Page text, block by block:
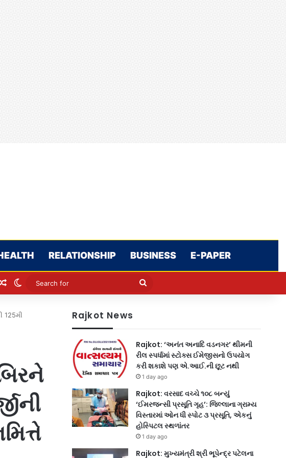
RELATIONSHIP BUSINESS E-PAPER
Random Article
Switch skin
Search
125મી
Rajkot News
Rajkot: ‘અનંત અનાદિ વડનગર’ થીમની
રીલ સ્પર્ધામાં સ્ટોક્સ ઈમેજીસનો ઉપયોગ
કરી શકાશે પણ એ.આઈ.ની છૂટ નથી
1 day ago
Rajkot: વરસાદ વચ્ચે ૧૦૮ બન્યું
‘ઈમરજન્સી પ્રસૂતિ ગૃહ’: જિલ્લાના ગ્રામ્ય
વિસ્તારમાં ઓન ધી સ્પોટ ૩ પ્રસૂતિ, એકનું
હોસ્પિટલ સ્થળાંતર
1 day ago
Rajkot: મુખ્યમંત્રી શ્રી ભૂપેન્દ્ર પટેલના